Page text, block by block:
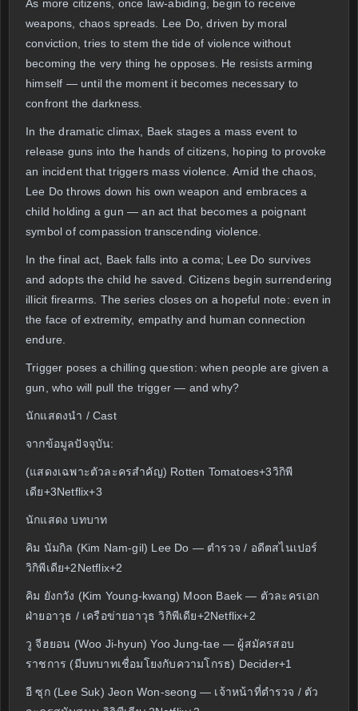
As more citizens, once law-abiding, begin to receive
weapons, chaos spreads. Lee Do, driven by moral
conviction, tries to stem the tide of violence without
becoming the very thing he opposes. He resists arming
himself — until the moment it becomes necessary to
confront the darkness.
In the dramatic climax, Baek stages a mass event to
release guns into the hands of citizens, hoping to provoke
an incident that triggers mass violence. Amid the chaos,
Lee Do throws down his own weapon and embraces a
child holding a gun — an act that becomes a poignant
symbol of compassion transcending violence.
In the final act, Baek falls into a coma; Lee Do survives
and adopts the child he saved. Citizens begin surrendering
illicit firearms. The series closes on a hopeful note: even in
the face of extremity, empathy and human connection
endure.
Trigger poses a chilling question: when people are given a
gun, who will pull the trigger — and why?
นักแสดงนำ / Cast
จากข้อมูลปัจจุบัน:
(แสดงเฉพาะตัวละครสำคัญ) Rotten Tomatoes+3วิกิพี
เดีย+3Netflix+3
นักแสดง บทบาท
คิม นัมกิล (Kim Nam-gil) Lee Do — ตำรวจ / อดีตสไนเปอร์
วิกิพีเดีย+2Netflix+2
คิม ยังกวัง (Kim Young-kwang) Moon Baek — ตัวละครเอก
ฝ่ายอาวุธ / เครือข่ายอาวุธ วิกิพีเดีย+2Netflix+2
วู จีฮยอน (Woo Ji-hyun) Yoo Jung-tae — ผู้สมัครสอบ
ราชการ (มีบทบาทเชื่อมโยงกับความโกรธ) Decider+1
อี ซุก (Lee Suk) Jeon Won-seong — เจ้าหน้าที่ตำรวจ / ตัว